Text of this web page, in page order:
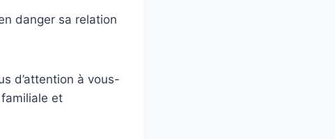
danger sa relation
d’attention à vous-
et